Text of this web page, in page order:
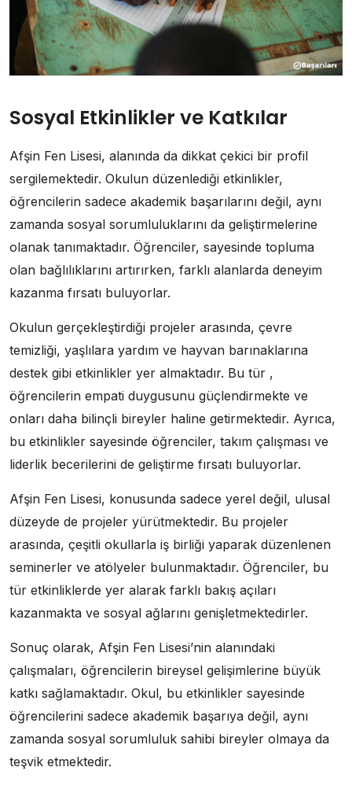
Sosyal Etkinlikler ve Katkılar
Afşin Fen Lisesi, alanında da dikkat çekici bir profil
sergilemektedir. Okulun düzenlediği etkinlikler,
öğrencilerin sadece akademik başarılarını değil, aynı
zamanda sosyal sorumluluklarını da geliştirmelerine
olanak tanımaktadır. Öğrenciler, sayesinde topluma
olan bağlılıklarını artırırken, farklı alanlarda deneyim
kazanma fırsatı buluyorlar.
Okulun gerçekleştirdiği projeler arasında, çevre
temizliği, yaşlılara yardım ve hayvan barınaklarına
destek gibi etkinlikler yer almaktadır. Bu tür ,
öğrencilerin empati duygusunu güçlendirmekte ve
onları daha bilinçli bireyler haline getirmektedir. Ayrıca,
bu etkinlikler sayesinde öğrenciler, takım çalışması ve
liderlik becerilerini de geliştirme fırsatı buluyorlar.
Afşin Fen Lisesi, konusunda sadece yerel değil, ulusal
düzeyde de projeler yürütmektedir. Bu projeler
arasında, çeşitli okullarla iş birliği yaparak düzenlenen
seminerler ve atölyeler bulunmaktadır. Öğrenciler, bu
tür etkinliklerde yer alarak farklı bakış açıları
kazanmakta ve sosyal ağlarını genişletmektedirler.
Sonuç olarak, Afşin Fen Lisesi’nin alanındaki
çalışmaları, öğrencilerin bireysel gelişimlerine büyük
katkı sağlamaktadır. Okul, bu etkinlikler sayesinde
öğrencilerini sadece akademik başarıya değil, aynı
zamanda sosyal sorumluluk sahibi bireyler olmaya da
teşvik etmektedir.